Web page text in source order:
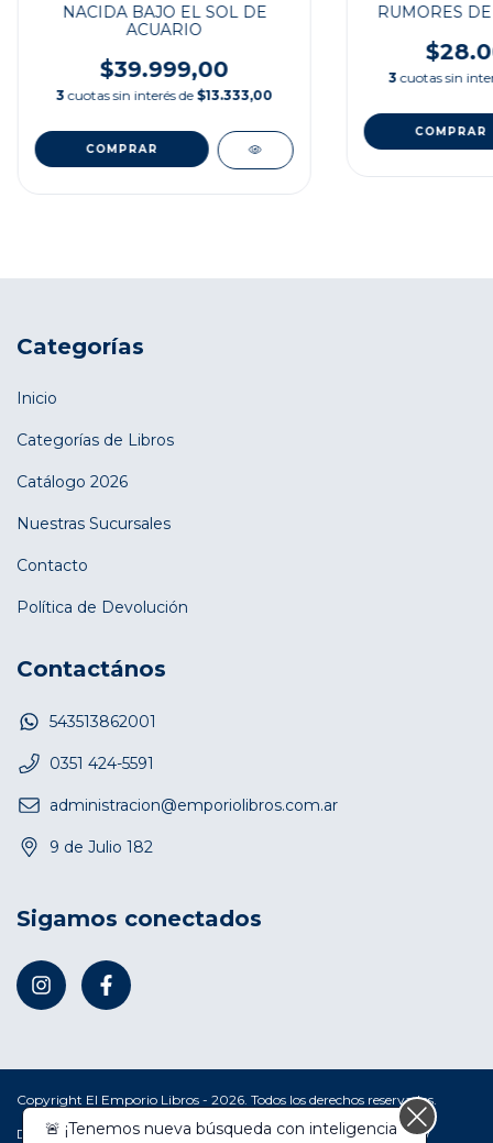
NACIDA BAJO EL SOL DE
ACUARIO
$39.999,00
3 cuotas sin interés de $13.333,00
RUMORES
3 cuotas sin
Categorías
Inicio
Categorías de Libros
Catálogo 2026
Nuestras Sucursales
Contacto
Política de Devolución
Contactános
543513862001
0351 424-5591
administracion@emporiolibros.com.ar
9 de Julio 182
Sigamos conectados
Copyright El Emporio Libros - 2026. Todos los derechos reservados.
Defensa de las y los consumidores. Para reclamos ingresá acá. /